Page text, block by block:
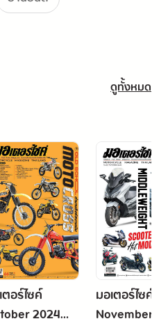
ดูทั้งหมด
อร์ไซค์ มอเตอร์ไซค์